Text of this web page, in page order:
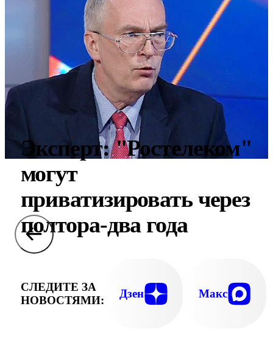
Эксперт: "Ростелеком"
могут
приватизировать через
полтора-два года
СЛЕДИТЕ ЗА
НОВОСТЯМИ:
Дзен Макс